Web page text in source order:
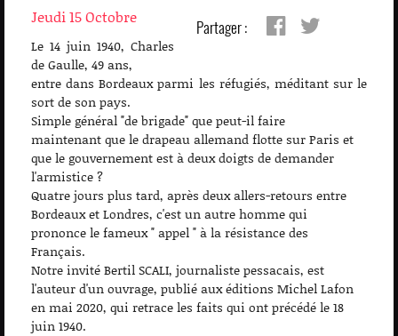
Partager :
Jeudi 15 Octobre
Le 14 juin 1940, Charles
de Gaulle, 49 ans,
entre dans Bordeaux parmi les réfugiés, méditant sur le
sort de son pays.
Simple général "de brigade" que peut-il faire
maintenant que le drapeau allemand flotte sur Paris et
que le gouvernement est à deux doigts de demander
l'armistice ?
Quatre jours plus tard, après deux allers-retours entre
Bordeaux et Londres, c'est un autre homme qui
prononce le fameux " appel " à la résistance des
Français.
Notre invité Bertil SCALI, journaliste pessacais, est
l'auteur d'un ouvrage, publié aux éditions Michel Lafon
en mai 2020, qui retrace les faits qui ont précédé le 18
juin 1940.